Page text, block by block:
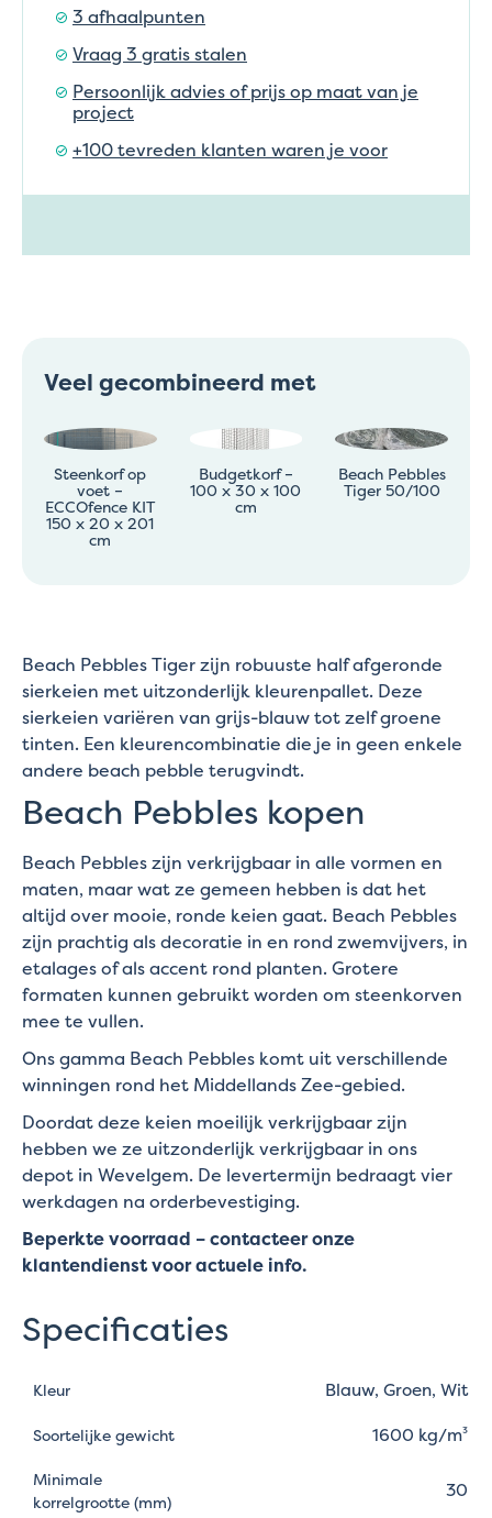
3 afhaalpunten
Vraag 3 gratis stalen
Persoonlijk advies of prijs op maat van je
project
+100 tevreden klanten waren je voor
Veel gecombineerd met
Steenkorf op
voet –
ECCOfence KIT
150 x 20 x 201
cm
Budgetkorf –
100 x 30 x 100
cm
Beach Pebbles
Tiger 50/100
Beach Pebbles Tiger zijn robuuste half afgeronde
sierkeien met uitzonderlijk kleurenpallet. Deze
sierkeien variëren van grijs-blauw tot zelf groene
tinten. Een kleurencombinatie die je in geen enkele
andere beach pebble terugvindt.
Beach Pebbles kopen
Beach Pebbles zijn verkrijgbaar in alle vormen en
maten, maar wat ze gemeen hebben is dat het
altijd over mooie, ronde keien gaat. Beach Pebbles
zijn prachtig als decoratie in en rond zwemvijvers, in
etalages of als accent rond planten. Grotere
formaten kunnen gebruikt worden om steenkorven
mee te vullen.
Ons gamma Beach Pebbles komt uit verschillende
winningen rond het Middellands Zee-gebied.
Doordat deze keien moeilijk verkrijgbaar zijn
hebben we ze uitzonderlijk verkrijgbaar in ons
depot in Wevelgem. De levertermijn bedraagt vier
werkdagen na orderbevestiging.
Beperkte voorraad – contacteer onze
klantendienst voor actuele info.
Specificaties
Kleur Blauw, Groen, Wit
Soortelijke gewicht 1600 kg/m³
Minimale
korrelgrootte (mm)
30